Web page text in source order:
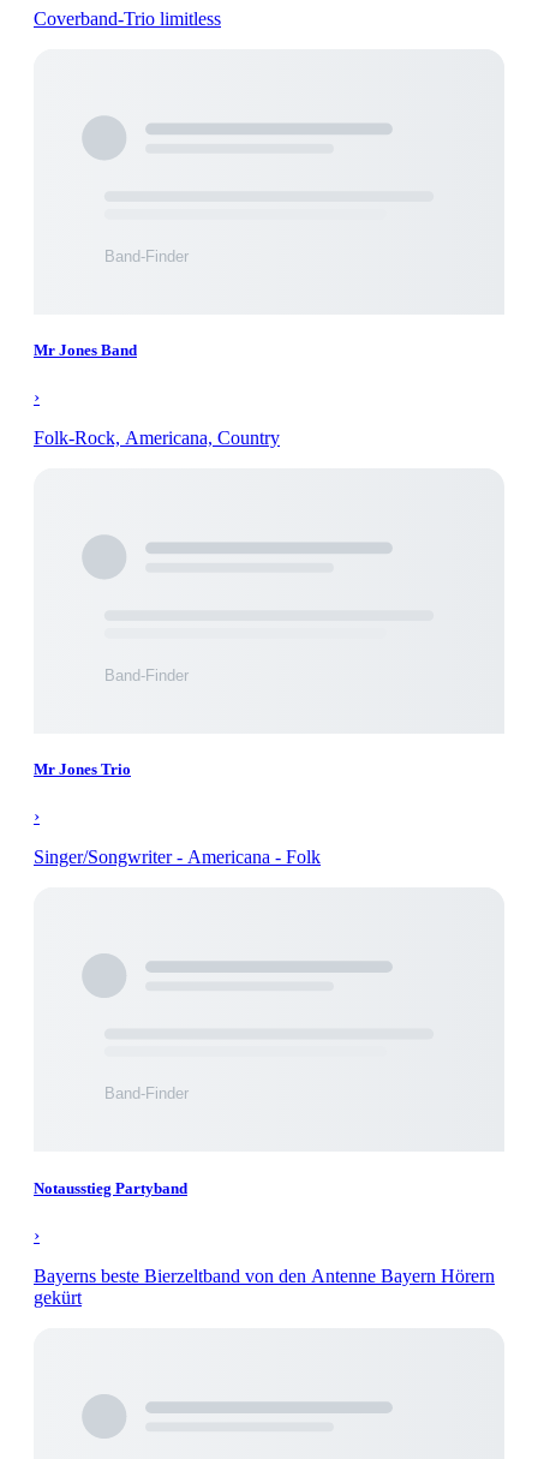
Coverband-Trio limitless
Mr Jones Band
›
Folk-Rock, Americana, Country
Mr Jones Trio
›
Singer/Songwriter - Americana - Folk
Notausstieg Partyband
›
Bayerns beste Bierzeltband von den Antenne Bayern Hörern
gekürt